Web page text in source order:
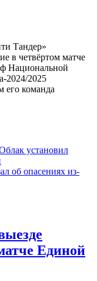
Тандер»
в четвёртом матче
Национальной
2024/2025
его команда
установил
об опасениях из-
Единой